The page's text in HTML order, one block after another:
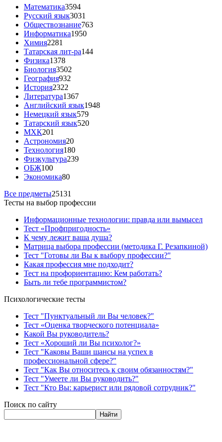
Математика3594
Русский язык3031
Обществознание763
Информатика1950
Химия2281
Татарская лит-ра144
Физика1378
Биология3502
География932
История2322
Литература1367
Английский язык1948
Немецкий язык579
Татарский язык520
МХК201
Астрономия20
Технология180
Физкультура239
ОБЖ100
Экономика80
Все предметы25131
Тесты на выбор профессии
Информационные технологии: правда или вымысел
Тест «Профпригодность»
К чему лежит ваша душа?
Матрица выбора профессии (методика Г. Резапкиной)
Тест "Готовы ли Вы к выбору профессии?"
Какая профессия мне подходит?
Тест на профориентацию: Кем работать?
Быть ли тебе программистом?
Психологические тесты
Тест "Пунктуальный ли Вы человек?"
Тест «Оценка творческого потенциала»
Какой Вы руководитель?
Тест «Хороший ли Вы психолог?»
Тест "Каковы Ваши шансы на успех в
профессиональной сфере?"
Тест "Как Вы относитесь к своим обязанностям?"
Тест "Умеете ли Вы руководить?"
Тест "Кто Вы: карьерист или рядовой сотрудник?"
Поиск по сайту
Найти